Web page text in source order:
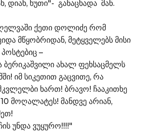
დიახ, ხუთი"- განაცხადა მან.
ქეთი დოლიძე რომ
მწყობრიდან, მეტყველებს მისი
–
ბერიკაშვილი ახალ ფეხსაცმელს
იმ სიკეთით გაცვითე, რა
ხართ! ბრავო! ჩააკითხე
მოღალატეს! მანდვე არიან,
უნდა ვუყურო!!!!"